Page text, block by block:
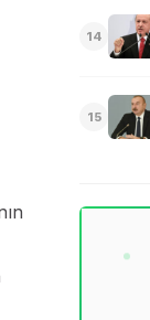
14
15